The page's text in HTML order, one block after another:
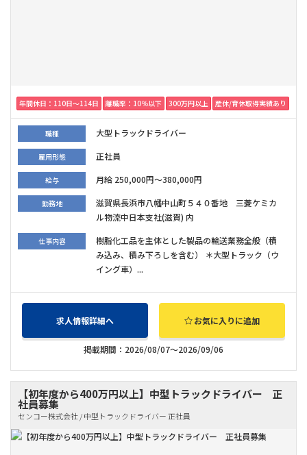
年間休日：110日〜114日 離職率：10％以下 300万円以上 産休/育休取得実績あり
職種 大型トラックドライバー
雇用形態 正社員
給与 月給 250,000円～380,000円
勤務地
滋賀県長浜市八幡中山町５４０番地 三菱ケミカ
ル物流中日本支社(滋賀) 内
仕事内容
樹脂化工品を主体とした製品の輸送業務全般（積
み込み、積み下ろしを含む） ＊大型トラック（ウ
イング車）...
求人情報詳細へ お気に入りに追加
掲載期間：2026/08/07～2026/09/06
【初年度から400万円以上】中型トラックドライバー 正
社員募集
センコー株式会社 / 中型トラックドライバー 正社員